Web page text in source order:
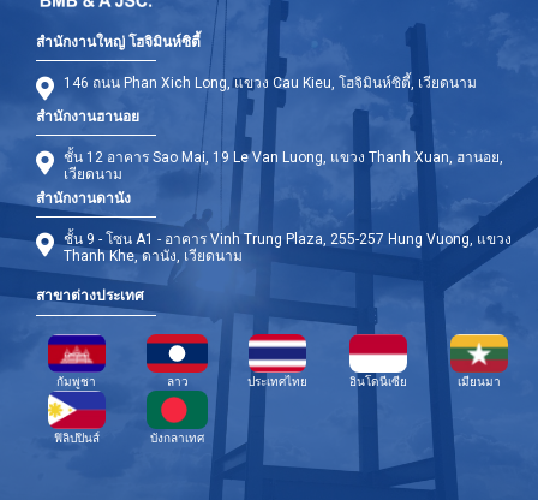
สำนักงานใหญ่ โฮจิมินห์ซิตี้
146 ถนน Phan Xich Long, แขวง Cau Kieu, โฮจิมินห์ซิตี้, เวียดนาม
สำนักงานฮานอย
ชั้น 12 อาคาร Sao Mai, 19 Le Van Luong, แขวง Thanh Xuan, ฮานอย,
เวียดนาม
สำนักงานดานัง
ชั้น 9 - โซน A1 - อาคาร Vinh Trung Plaza, 255-257 Hung Vuong, แขวง
Thanh Khe, ดานัง, เวียดนาม
สาขาต่างประเทศ
กัมพูชา ลาว ประเทศไทย อินโดนีเซีย เมียนมา
ฟิลิปปินส์ บังกลาเทศ